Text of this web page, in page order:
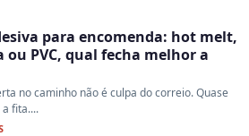
para encomenda: hot melt,
ou PVC, qual fecha melhor a
no caminho não é culpa do correio. Quase
fita....